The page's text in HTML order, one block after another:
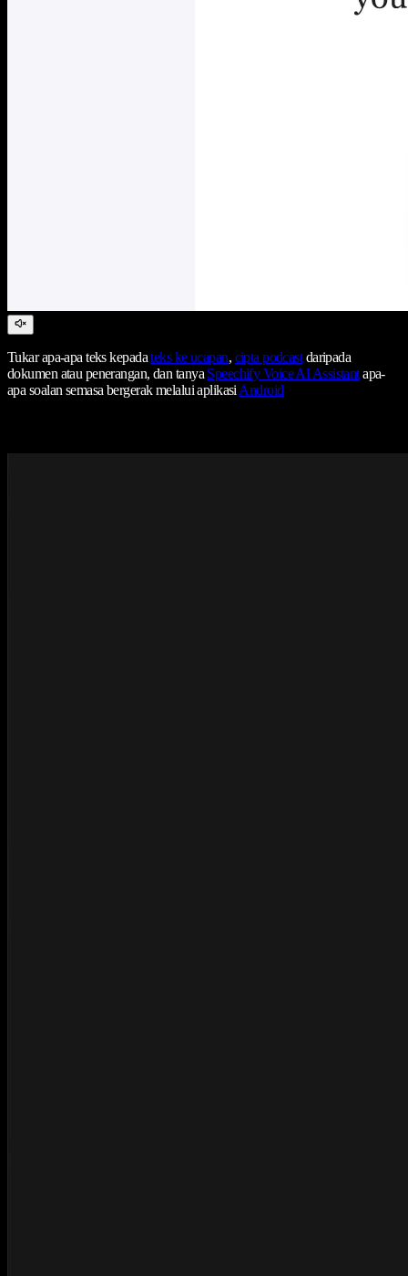
Tukar apa-apa teks kepadateks ke ucapan, cipta podcastdaripada
dokumen atau penerangan, dan tanyaSpeechify Voice AI Assistantapa-
apa soalan semasa bergerak melalui aplikasiAndroid